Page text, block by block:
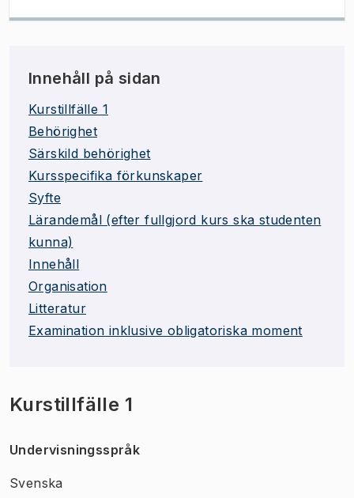
Innehåll på sidan
Kurstillfälle 1
Behörighet
Särskild behörighet
Kursspecifika förkunskaper
Syfte
Lärandemål (efter fullgjord kurs ska studenten
kunna)
Innehåll
Organisation
Litteratur
Examination inklusive obligatoriska moment
Kurstillfälle 1
Undervisningsspråk
Svenska